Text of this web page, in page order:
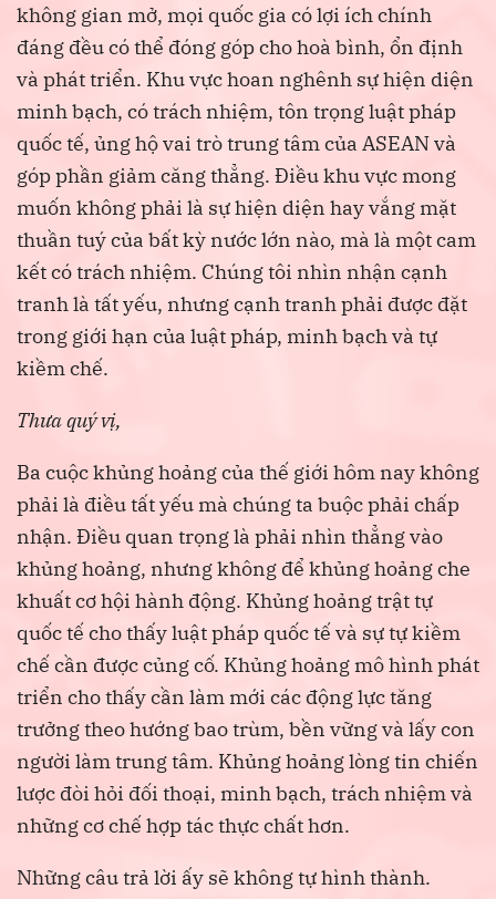
không gian mở, mọi quốc gia có lợi ích chính
đáng đều có thể đóng góp cho hoà bình, ổn định
và phát triển. Khu vực hoan nghênh sự hiện diện
minh bạch, có trách nhiệm, tôn trọng luật pháp
quốc tế, ủng hộ vai trò trung tâm của ASEAN và
góp phần giảm căng thẳng. Điều khu vực mong
muốn không phải là sự hiện diện hay vắng mặt
thuần tuý của bất kỳ nước lớn nào, mà là một cam
kết có trách nhiệm. Chúng tôi nhìn nhận cạnh
tranh là tất yếu, nhưng cạnh tranh phải được đặt
trong giới hạn của luật pháp, minh bạch và tự
kiềm chế.
Thưa quý vị,
Ba cuộc khủng hoảng của thế giới hôm nay không
phải là điều tất yếu mà chúng ta buộc phải chấp
nhận. Điều quan trọng là phải nhìn thẳng vào
khủng hoảng, nhưng không để khủng hoảng che
khuất cơ hội hành động. Khủng hoảng trật tự
quốc tế cho thấy luật pháp quốc tế và sự tự kiềm
chế cần được củng cố. Khủng hoảng mô hình phát
triển cho thấy cần làm mới các động lực tăng
trưởng theo hướng bao trùm, bền vững và lấy con
người làm trung tâm. Khủng hoảng lòng tin chiến
lược đòi hỏi đối thoại, minh bạch, trách nhiệm và
những cơ chế hợp tác thực chất hơn.
Những câu trả lời ấy sẽ không tự hình thành.